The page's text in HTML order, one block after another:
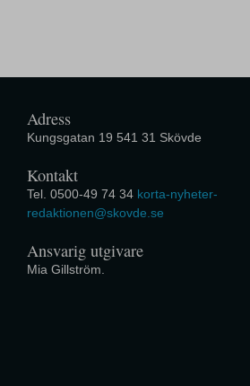
Adress
Kungsgatan 19 541 31 Skövde
Kontakt
Tel. 0500-49 74 34 korta-nyheter-
redaktionen@skovde.se
Ansvarig utgivare
Mia Gillström.